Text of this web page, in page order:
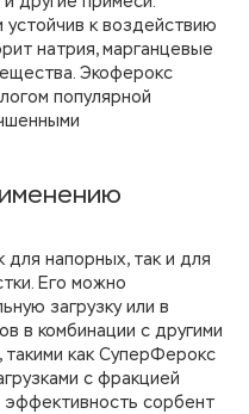
к воздействию
натрия, марганцевые
Экоферокс
популярной
напорных, так и для
Его можно
загрузку или в
в комбинации с другими
такими как СуперФерокс
с фракцией
сорбент